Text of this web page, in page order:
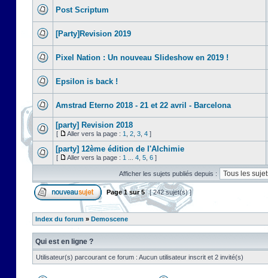
Post Scriptum
[Party]Revision 2019
Pixel Nation : Un nouveau Slideshow en 2019 !
Epsilon is back !
Amstrad Eterno 2018 - 21 et 22 avril - Barcelona
[party] Revision 2018
[ Aller vers la page : 1 2 3 4 ]
[party] 12ème édition de l'Alchimie
[ Aller vers la page : 1 4 5 6 ]
Afficher les sujets publiés depuis :
Page1sur5 [ 242 sujet(s) ]
Index du forum » Demoscene
Qui est en ligne ?
Utilisateur(s) parcourant ce forum : Aucun utilisateur inscrit et 2 invité(s)